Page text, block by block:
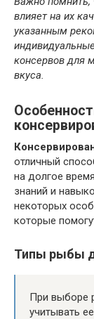
влияет на их
указанным
консервов для
вкуса.
отличный
на долгое
знаний и
некоторых
которые
Типы рыбы
При выборе
учитывать